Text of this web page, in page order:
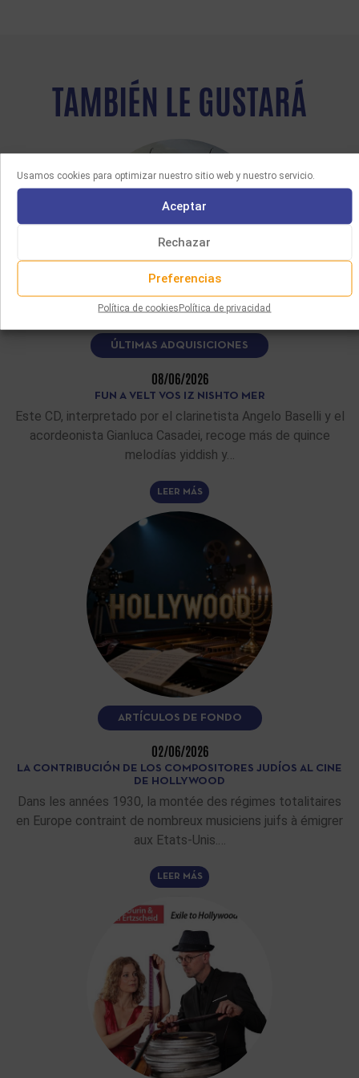
Usamos cookies para optimizar nuestro sitio web y nuestro servicio.
Aceptar
Rechazar
Preferencias
Política de cookiesPolítica de privacidad
TAMBIÉN LE GUSTARÁ
ÚLTIMAS ADQUISICIONES
08/06/2026
FUN A VELT VOS IZ NISHTO MER
Este CD, interpretado por el clarinetista Angelo Baselli y el
acordeonista Gianluca Casadei, recoge más de quince
melodías yiddish y…
LEER MÁS
ARTÍCULOS DE FONDO
02/06/2026
LA CONTRIBUCIÓN DE LOS COMPOSITORES JUDÍOS AL CINE
DE HOLLYWOOD
Dans les années 1930, la montée des régimes totalitaires
en Europe contraint de nombreux musiciens juifs à émigrer
aux Etats-Unis.…
LEER MÁS